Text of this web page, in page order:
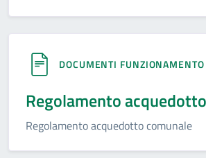
DOCUMENTI
Regolamento
Regolamento acquedotto comunale